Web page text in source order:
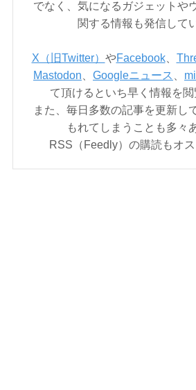
でなく、気になるガジェットや
関する情報も発信して
X（旧Twitter） やFacebook、
Mastodon
Googleニュース
て頂けるといち早く情報を閲
また、毎日多数の記事を更新し
もれてしまうことも多々
RSS（Feedly）の購読もオス